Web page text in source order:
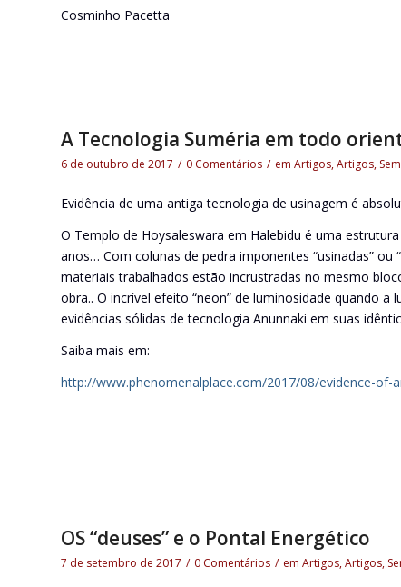
Cosminho Pacetta
A Tecnologia Suméria em todo
6 de outubro de 2017 / 0 Comentários / em Artigos,Artigos,
Evidência de uma antiga tecnologia de usinagem é
O Templo de Hoysaleswara em Halebidu é uma
anos… Com colunas de pedra imponentes “usinadas”
materiais trabalhados estão incrustradas no mesmo
obra.. O incrível efeito “neon” de luminosidade quando
evidências sólidas de tecnologia Anunnaki em suas
Saiba mais em:
http://www.phenomenalplace.com/2017/08/evidence-of-
OS “deuses” e o Pontal Energético
7 de setembro de 2017 / 0 Comentários / em Artigos,Artigos,